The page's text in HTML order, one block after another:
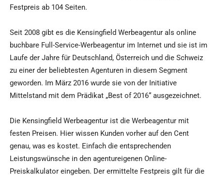
Festpreis ab 104 Seiten.
Seit 2008 gibt es die Kensingfield Werbeagentur als online
buchbare Full-Service-Werbeagentur im Internet und sie ist im
Laufe der Jahre für Deutschland, Österreich und die Schweiz
zu einer der beliebtesten Agenturen in diesem Segment
geworden. Im März 2016 wurde sie von der Initiative
Mittelstand mit dem Prädikat „Best of 2016“ ausgezeichnet.
Die Kensingfield Werbeagentur ist die Werbeagentur mit
festen Preisen. Hier wissen Kunden vorher auf den Cent
genau, was es kostet. Einfach die entsprechenden
Leistungswünsche in den agentureigenen Online-
Preiskalkulator eingeben. Der ermittelte Festpreis gilt für die